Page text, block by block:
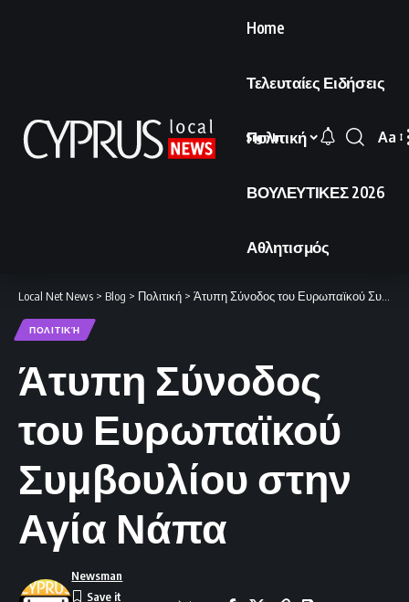
Home
Τελευταίες Ειδήσεις
Πολιτική
ΒΟΥΛΕΥΤΙΚΕΣ 2026
Αθλητισμός
Sign In
Font
Aa
Local Net News > Blog > Πολιτική > Άτυπη Σύνοδος του Ευρωπαϊκού Συμβουλίου στην Αγία Νάπα
ΠΟΛΙΤΙΚΉ
Άτυπη Σύνοδος
του Ευρωπαϊκού
Συμβουλίου στην
Αγία Νάπα
Newsman